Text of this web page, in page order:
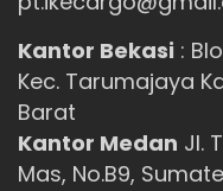
Kantor Bekasi :
Kec. Tarumajaya
Barat
Kantor Medan Jl.
Mas, No.B9,